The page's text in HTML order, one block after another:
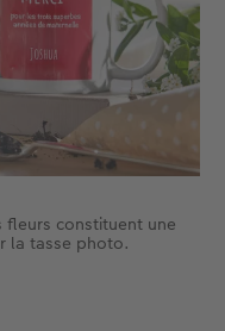
fleurs constituent une
la tasse photo.